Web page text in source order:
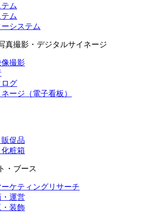
ム
ム
システム
真撮影・デジタルサイネージ
撮影
ログ
ージ（電子看板）
販促品
粧箱
・ブース
ケティングリサーチ
運営
装飾